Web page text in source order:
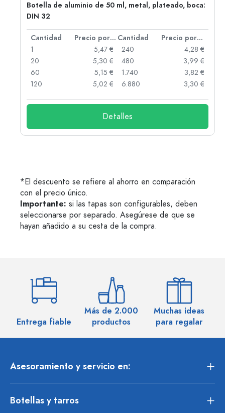
Botella de aluminio de 50 ml, metal, plateado, boca:
DIN 32
Cantidad Precio por unidad Cantidad
Precio por unidad
1
5,47 €
20
5,30 €
60
5,15 €
120
5,02 €
240
4,28 €
480
3,99 €
1.740
3,82 €
6.880
3,30 €
Detalles
*El descuento se refiere al ahorro en comparación
con el precio único.
Importante: si las tapas son configurables, deben
seleccionarse por separado. Asegúrese de que se
hayan añadido a su cesta de la compra.
Entrega fiable
Más de 2.000
productos
Muchas ideas
para regalar
Asesoramiento y servicio en:
Botellas y tarros